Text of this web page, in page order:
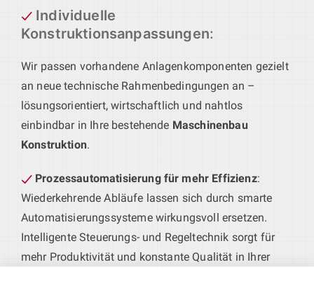
Individuelle
Konstruktionsanpassungen:
Wir passen vorhandene Anlagenkomponenten gezielt
an neue technische Rahmenbedingungen an –
lösungsorientiert, wirtschaftlich und nahtlos
einbindbar in Ihre bestehende Maschinenbau
Konstruktion.
Prozessautomatisierung für mehr Effizienz:
Wiederkehrende Abläufe lassen sich durch smarte
Automatisierungssysteme wirkungsvoll ersetzen.
Intelligente Steuerungs- und Regeltechnik sorgt für
mehr Produktivität und konstante Qualität in Ihrer